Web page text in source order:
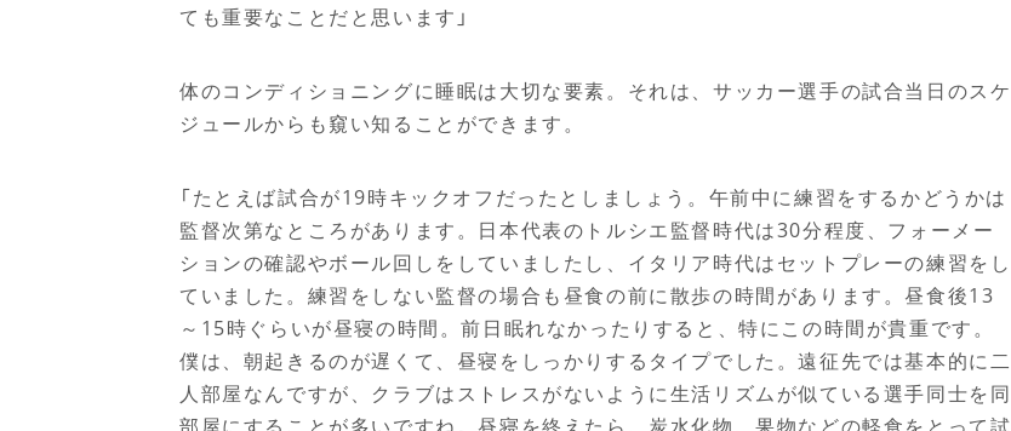
ても重要なことだと思います」
体のコンディショニングに睡眠は大切な要素。それは、サッカー選手の試合当日のスケ
ジュールからも窺い知ることができます。
「たとえば試合が19時キックオフだったとしましょう。午前中に練習をするかどうかは
監督次第なところがあります。日本代表のトルシエ監督時代は30分程度、フォーメー
ションの確認やボール回しをしていましたし、イタリア時代はセットプレーの練習をし
ていました。練習をしない監督の場合も昼食の前に散歩の時間があります。昼食後13
～ 15時ぐらいが昼寝の時間。前日眠れなかったりすると、特にこの時間が貴重です。
僕は、朝起きるのが遅くて、昼寝をしっかりするタイプでした。遠征先では基本的に二
人部屋なんですが、クラブはストレスがないように生活リズムが似ている選手同士を同